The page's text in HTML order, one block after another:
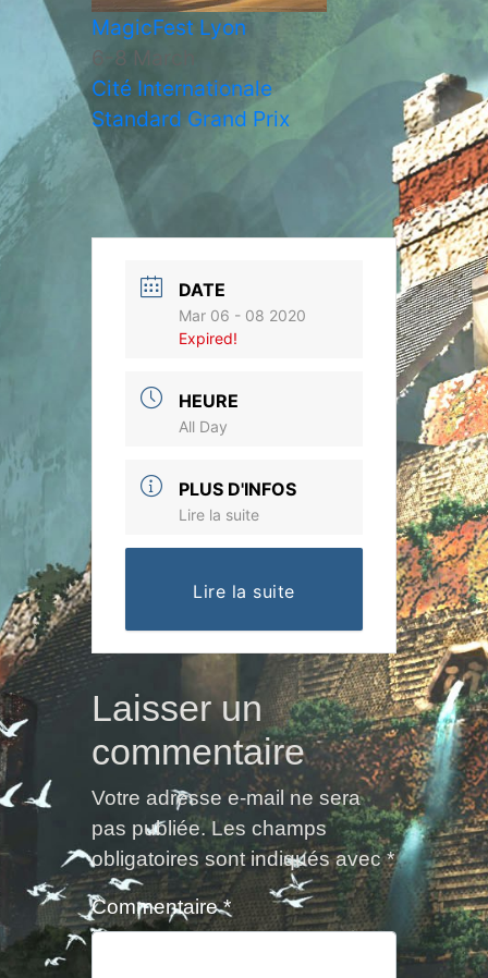
MagicFest Lyon
6-8 March
Cité Internationale
Standard Grand Prix
DATE
Mar 06 - 08 2020
Expired!
HEURE
All Day
PLUS D'INFOS
Lire la suite
Lire la suite
Laisser un
commentaire
Votre adresse e-mail ne sera
pas publiée. Les champs
obligatoires sont indiqués avec*
Commentaire*